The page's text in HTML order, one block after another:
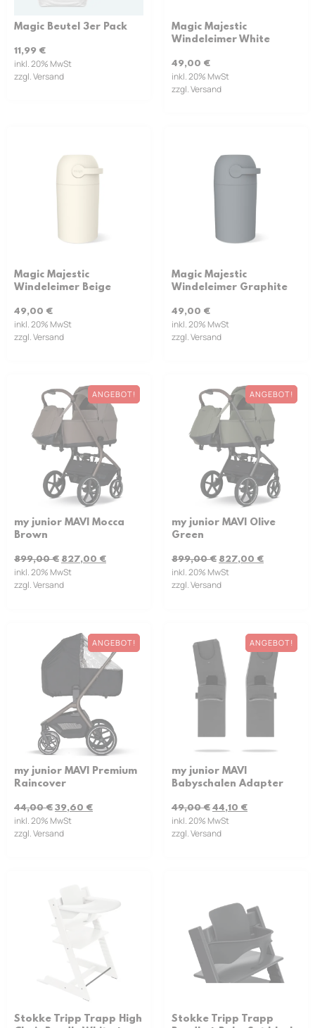
Magic Beutel 3er Pack
11,99 €
inkl. 20% MwSt
zzgl. Versand
Magic Majestic
Windeleimer White
49,00 €
inkl. 20% MwSt
zzgl. Versand
Magic Majestic
Windeleimer Beige
49,00 €
inkl. 20% MwSt
zzgl. Versand
Magic Majestic
Windeleimer Graphite
49,00 €
inkl. 20% MwSt
zzgl. Versand
ANGEBOT!
my junior MAVI Mocca
Brown
899,00€ 827,00 €
inkl. 20% MwSt
zzgl. Versand
ANGEBOT!
my junior MAVI Olive
Green
899,00€ 827,00 €
inkl. 20% MwSt
zzgl. Versand
ANGEBOT!
my junior MAVI Premium
Raincover
44,00€ 39,60 €
inkl. 20% MwSt
zzgl. Versand
ANGEBOT!
my junior MAVI
Babyschalen Adapter
49,00€ 44,10 €
inkl. 20% MwSt
zzgl. Versand
Stokke Tripp Trapp High
Stokke Tripp Trapp